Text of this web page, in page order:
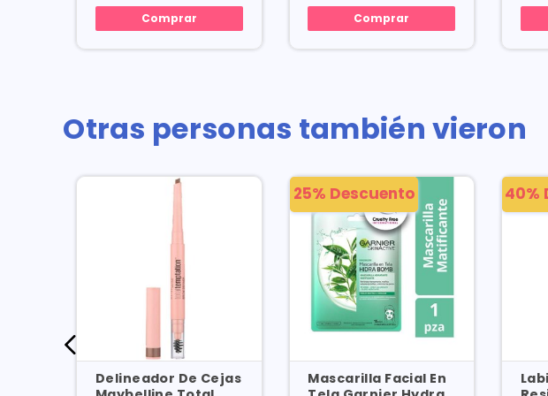
Comprar Comprar
Otras personas también vieron
Delineador De Cejas
25% Descuento
Mascarilla Facial En
40%